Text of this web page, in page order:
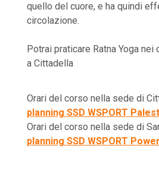
quello del cuore, e ha quindi
circolazione.
Potrai praticare Ratna Yoga
a Cittadella
Orari del corso nella sede di
planning SSD WSPORT
Orari del corso nella sede di
planning SSD WSPORT